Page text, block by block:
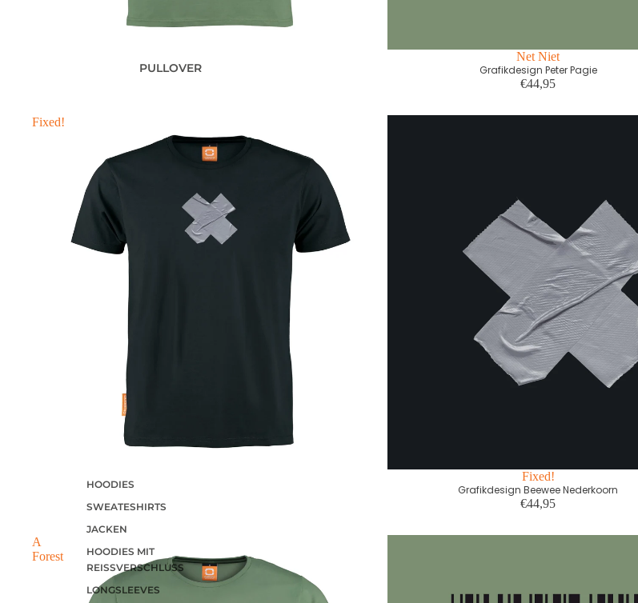
PULLOVER
HOODIES
SWEATESHIRTS
JACKEN
HOODIES MIT
REISSVERSCHLUSS
LONGSLEEVES
Net Niet
Grafikdesign Peter Pagie
€44,95
Fixed!
Fixed!
Grafikdesign Beewee Nederkoorn
€44,95
A
Forest